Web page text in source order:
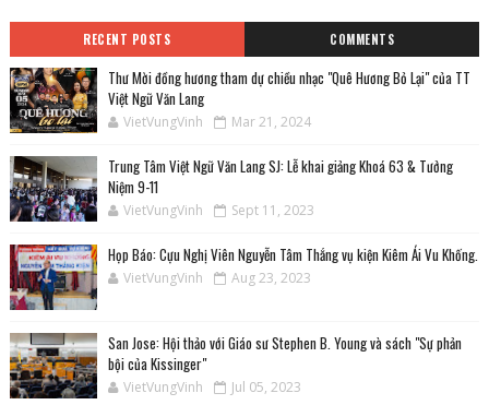
RECENT POSTS COMMENTS
Thư Mời đồng hương tham dự chiều nhạc "Quê Hương Bỏ Lại" của TT
Việt Ngữ Văn Lang
VietVungVinh Mar 21, 2024
Trung Tâm Việt Ngữ Văn Lang SJ: Lễ khai giảng Khoá 63 & Tưởng
Niệm 9-11
VietVungVinh Sept 11, 2023
Họp Báo: Cựu Nghị Viên Nguyễn Tâm Thắng vụ kiện Kiêm Ái Vu Khống.
VietVungVinh Aug 23, 2023
San Jose: Hội thảo với Giáo sư Stephen B. Young và sách "Sự phản
bội của Kissinger"
VietVungVinh Jul 05, 2023